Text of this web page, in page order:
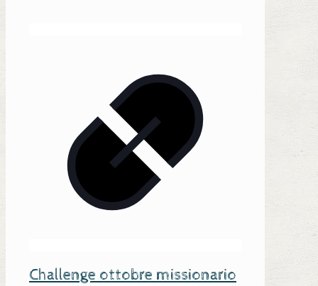
Challenge ottobre missionario